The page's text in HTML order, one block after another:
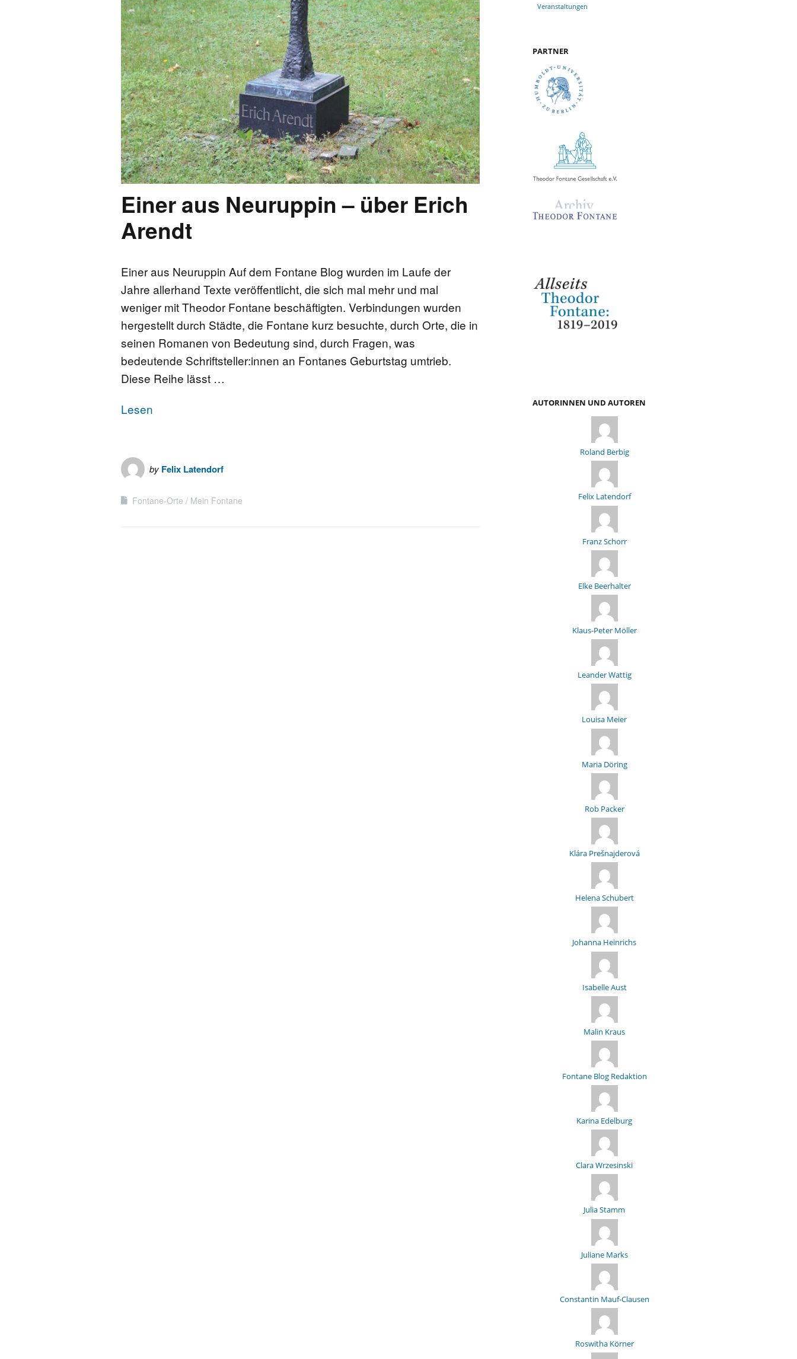
Einer aus Neuruppin – über Erich
Arendt
Einer aus Neuruppin Auf dem Fontane Blog wurden im Laufe der
Jahre allerhand Texte veröffentlicht, die sich mal mehr und mal
weniger mit Theodor Fontane beschäftigten. Verbindungen wurden
hergestellt durch Städte, die Fontane kurz besuchte, durch Orte, die in
seinen Romanen von Bedeutung sind, durch Fragen, was
bedeutende Schriftsteller:innen an Fontanes Geburtstag umtrieb.
Diese Reihe lässt …
Lesen
by Felix Latendorf
Fontane-Orte Mein Fontane
Veranstaltungen
PARTNER
AUTORINNEN UND AUTOREN
Roland Berbig
Felix Latendorf
Franz Schorr
Elke Beerhalter
Klaus-Peter Möller
Leander Wattig
Louisa Meier
Maria Döring
Rob Packer
Klára Prešnajderová
Helena Schubert
Johanna Heinrichs
Isabelle Aust
Malin Kraus
Fontane Blog Redaktion
Karina Edelburg
Clara Wrzesinski
Julia Stamm
Juliane Marks
Constantin Mauf-Clausen
Roswitha Körner